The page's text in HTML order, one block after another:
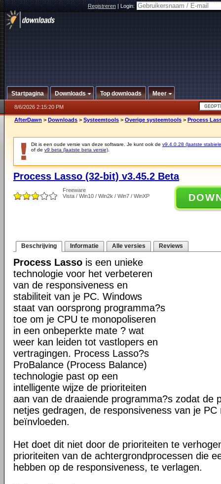
Registreren|Login:
Startpagina Downloads Top downloads Meer
8/6/2026 2:15:20 PM
AfterDawn > Downloads > Systeemtools > Overige systeemtools > Process
Dit is een oude versie van deze software. Je kunt ook de v9.4.0.28 (laatste
of de v9 beta (laatste beta versie)
Process Lasso (32-bit) v3.45.2 Beta
Freeware
Vista / Win10 / Win2k / Win7 / WinXP
Beschrijving Informatie Alle versies Reviews
Process Lasso is een unieke
technologie voor het verbeteren
van de responsiveness en
stabiliteit van je PC. Windows
staat van oorsprong programma?s
toe om je CPU te monopoliseren
in een onbeperkte mate ? wat
weer kan leiden tot vastlopers en
vertragingen. Process Lasso?s
ProBalance (Process Balance)
technologie past op een
intelligente wijze de prioriteiten
aan van de draaiende programma?s zodat de
netjes gedragen, de responsiveness van je PC
beïnvloeden.
Het doet dit niet door de prioriteiten te
prioriteiten van de achtergrondprocessen die
hebben op de responsiveness, te verlagen.